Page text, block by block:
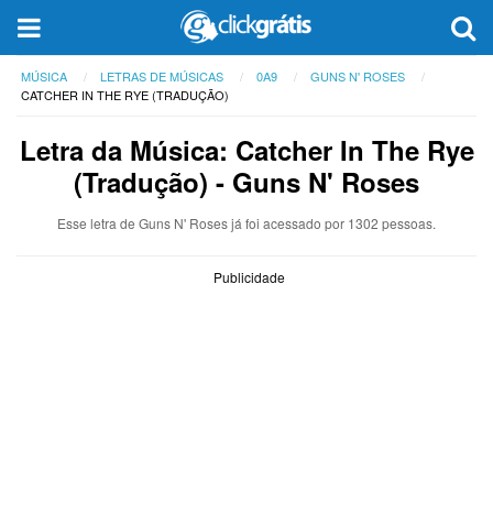
MÚSICA LETRAS DE MÚSICAS 0A9
GUNS N' ROSES
CATCHER IN THE RYE (TRADUÇÃO)
Letra da Música: Catcher In The Rye
(Tradução) - Guns N' Roses
Esse letra de Guns N' Roses já foi acessado por 1302 pessoas.
Publicidade